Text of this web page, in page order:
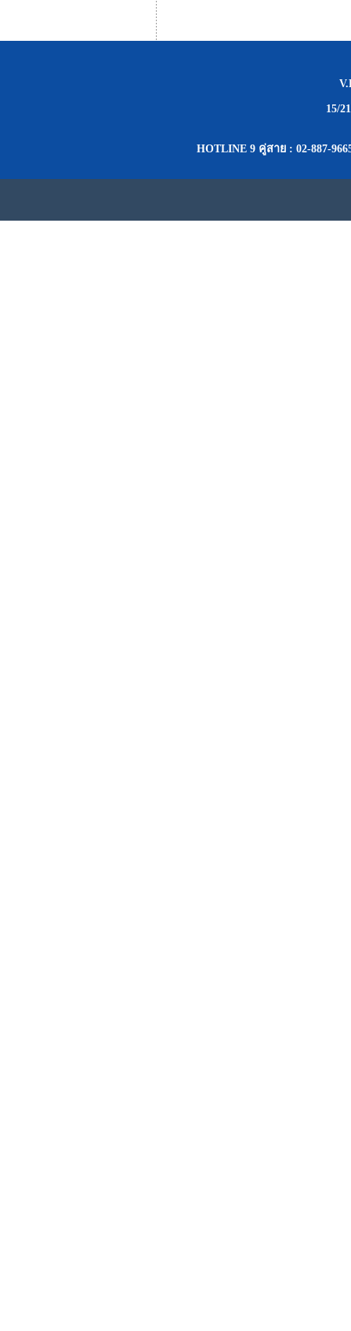
15/
HOTLINE 9 คู่สาย : 02-887-